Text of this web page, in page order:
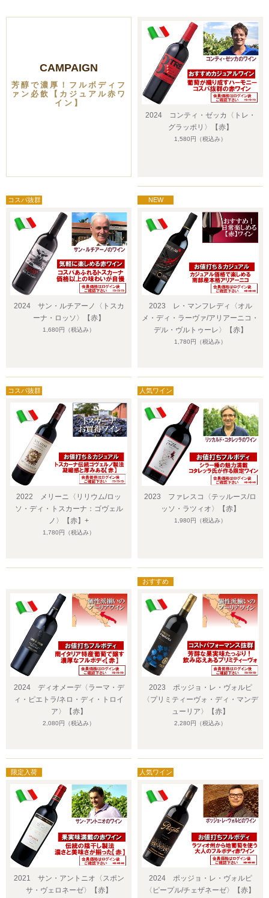
CAMPAIGN
芳醇で濃厚！フルボディフ
ァン必飲【カジュアル赤ワ
イン】
2024 コンティ・ゼッカ〈トレ・
グラッポリ〉【赤】
1,580円 （税込み）
2024 サン・ルチアーノ〈トスカ
ーナ・ロッソ〉【赤】
1,680円 （税込み）
2023 レ・マンフレディ〈オル
メ・ディ・ラーヴァ/アリアーニコ・
デル・ヴルトゥーレ〉【赤】
1,780円 （税込み）
2022 メリーニ〈リリウム/ロッ
ソ・ディ・トスカーナ：ゴヴェル
ノ〉【赤】+
1,780円 （税込み）
2023 ファレスコ〈テッルース/ロ
ッソ・ラツィオ〉【赤】
1,980円 （税込み）
2024 ディオメーデ〈ラーマ・デ
ィ・ピエトラ/ネロ・ディ・トロイ
ア〉【赤】
2,080円 （税込み）
2023 ポッジョ・レ・ヴォルピ
〈プリミティーヴォ・ディ・マンデ
ューリア〉【赤】
2,280円 （税込み）
2021 サン・アントニオ〈スポン
サ・ヴェロネーゼ〉【赤】
2024 ポッジョ・レ・ヴォルピ
〈ピープル/チェザネーゼ〉【赤】